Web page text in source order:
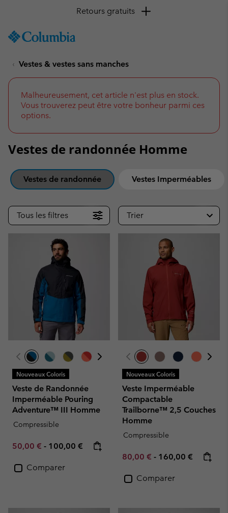
TO
SKIP
NAV
SKIP
TO
SEARCH
Vestes & vestes sans manches
Malheureusement, cet article n'est plus en stock.
Vous trouverez peut être votre bonheur parmi ces
options.
Vestes de randonnée Homme
Vestes de randonnée Vestes Imperméables
Tous les filtres Trier
Nouveaux Coloris
Veste de Randonnée
Imperméable Pouring
Adventure™ III Homme
Compressible
Minimum sale price:
50,00 € - Maximum price:
100,00 €
Comparer
Nouveaux Coloris
Veste Imperméable
Compactable
Trailborne™ 2,5 Couches
Homme
Compressible
Minimum sale price:
80,00 € - Maximum price:
160,00 €
Comparer